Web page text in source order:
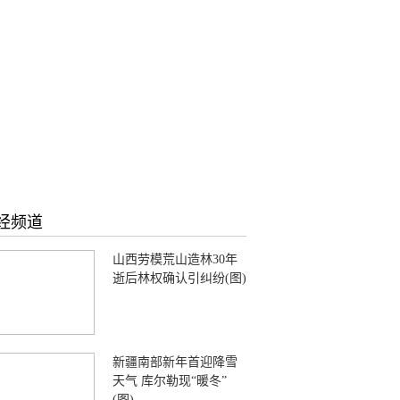
频道
山西劳模荒山造林30年
逝后林权确认引纠纷(图)
新疆南部新年首迎降雪
天气 库尔勒现“暖冬”